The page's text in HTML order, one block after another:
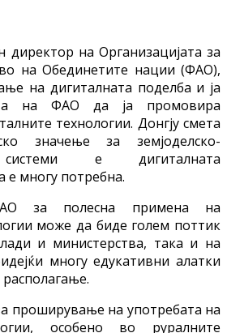
директор на Организацијата за
на Обединетите нации (ФАО),
на дигиталната поделба и ја
на ФАО да ја промовира
технологии. Донгју смета
значење за земјоделско-
системи е дигиталната
е многу потребна.
за полесна примена на
може да биде голем поттик
и министерства, така и на
многу едукативни алатки
проширување на употребата на
особено во руралните